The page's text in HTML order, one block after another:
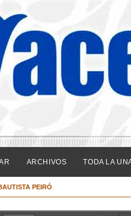
ARCHIVOS TODA LA
PEIRÓ